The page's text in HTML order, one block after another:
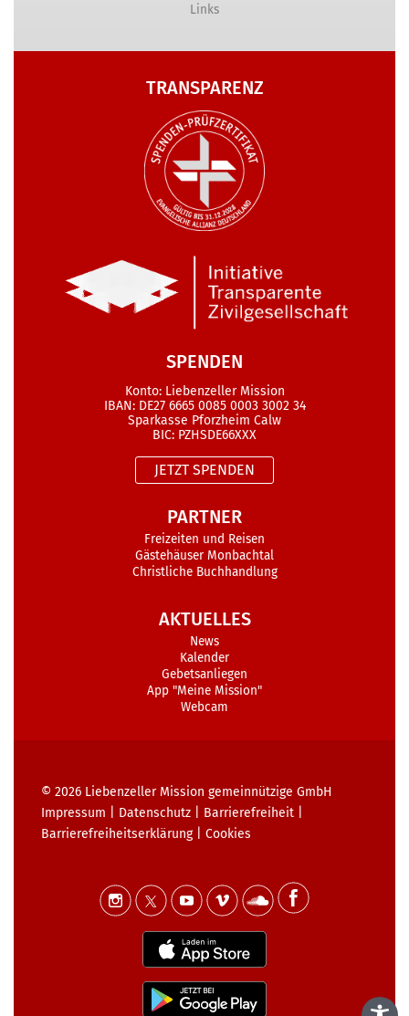
Links
TRANSPARENZ
SPENDEN
Konto: Liebenzeller Mission
IBAN: DE27 6665 0085 0003 3002 34
Sparkasse Pforzheim Calw
BIC: PZHSDE66XXX
JETZT SPENDEN
PARTNER
Freizeiten und Reisen
Gästehäuser Monbachtal
Christliche Buchhandlung
AKTUELLES
News
Kalender
Gebetsanliegen
App "Meine Mission"
Webcam
© 2026 Liebenzeller Mission gemeinnützige GmbH
Impressum
Datenschutz Barrierefreiheit
Barrierefreiheits­erklärung| Cookies